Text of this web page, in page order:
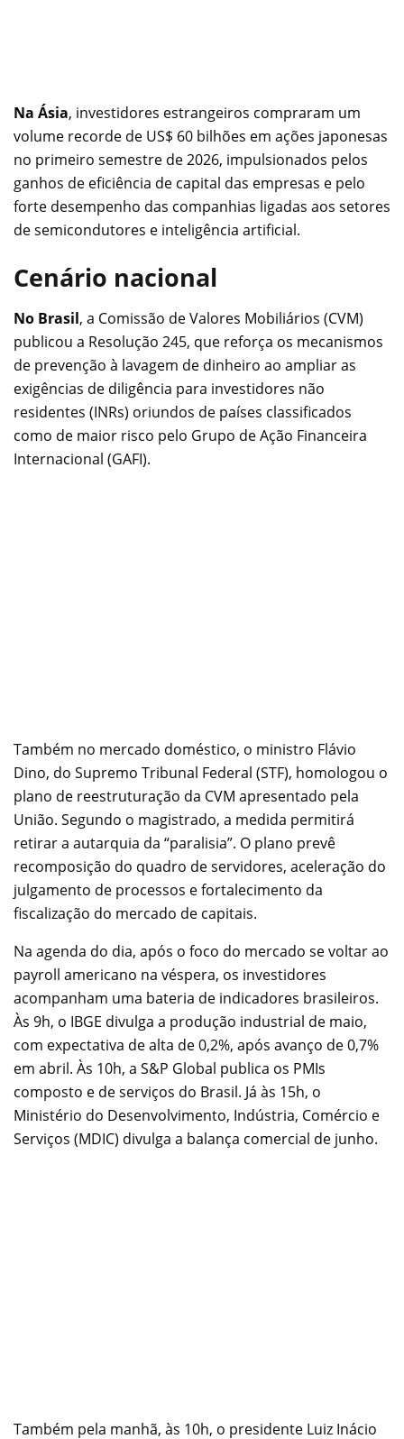
Na Ásia, investidores estrangeiros compraram um
volume recorde de US$ 60 bilhões em ações japonesas
no primeiro semestre de 2026, impulsionados pelos
ganhos de eficiência de capital das empresas e pelo
forte desempenho das companhias ligadas aos setores
de semicondutores e inteligência artificial.
Cenário nacional
No Brasil, a Comissão de Valores Mobiliários (CVM)
publicou a Resolução 245, que reforça os mecanismos
de prevenção à lavagem de dinheiro ao ampliar as
exigências de diligência para investidores não
residentes (INRs) oriundos de países classificados
como de maior risco pelo Grupo de Ação Financeira
Internacional (GAFI).
Também no mercado doméstico, o ministro Flávio
Dino, do Supremo Tribunal Federal (STF), homologou o
plano de reestruturação da CVM apresentado pela
União. Segundo o magistrado, a medida permitirá
retirar a autarquia da “paralisia”. O plano prevê
recomposição do quadro de servidores, aceleração do
julgamento de processos e fortalecimento da
fiscalização do mercado de capitais.
Na agenda do dia, após o foco do mercado se voltar ao
payroll americano na véspera, os investidores
acompanham uma bateria de indicadores brasileiros.
Às 9h, o IBGE divulga a produção industrial de maio,
com expectativa de alta de 0,2%, após avanço de 0,7%
em abril. Às 10h, a S&P Global publica os PMIs
composto e de serviços do Brasil. Já às 15h, o
Ministério do Desenvolvimento, Indústria, Comércio e
Serviços (MDIC) divulga a balança comercial de junho.
Também pela manhã, às 10h, o presidente Luiz Inácio